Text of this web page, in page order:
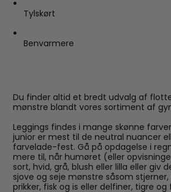
Tylskørt
Benvarmere
Du finder altid et bredt udvalg af
mønstre blandt vores sortiment af
Leggings findes i mange skønne
junior er mest til de neutral nuancer
farvelade-fest. Gå på opdagelse i
mere til, når humøret (eller
sort, hvid, grå, blush eller lilla eller giv
sjove og seje mønstre såsom
prikker, fisk og is eller delfiner, tigre